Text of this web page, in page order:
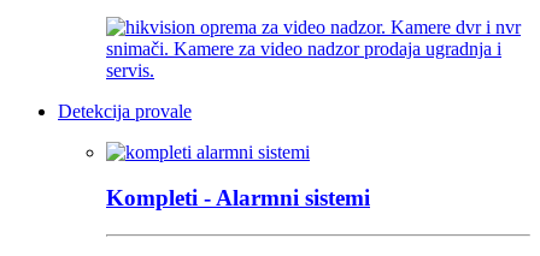
Detekcija provale
Kompleti - Alarmni sistemi